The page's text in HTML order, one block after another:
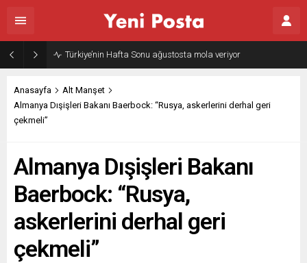
Türkiye’nin Hafta Sonu ağustosta mola veriyor
Anasayfa
Alt Manşet
Almanya Dışişleri Bakanı Baerbock: “Rusya, askerlerini derhal geri
çekmeli”
Almanya Dışişleri Bakanı
Baerbock: “Rusya,
askerlerini derhal geri
çekmeli”